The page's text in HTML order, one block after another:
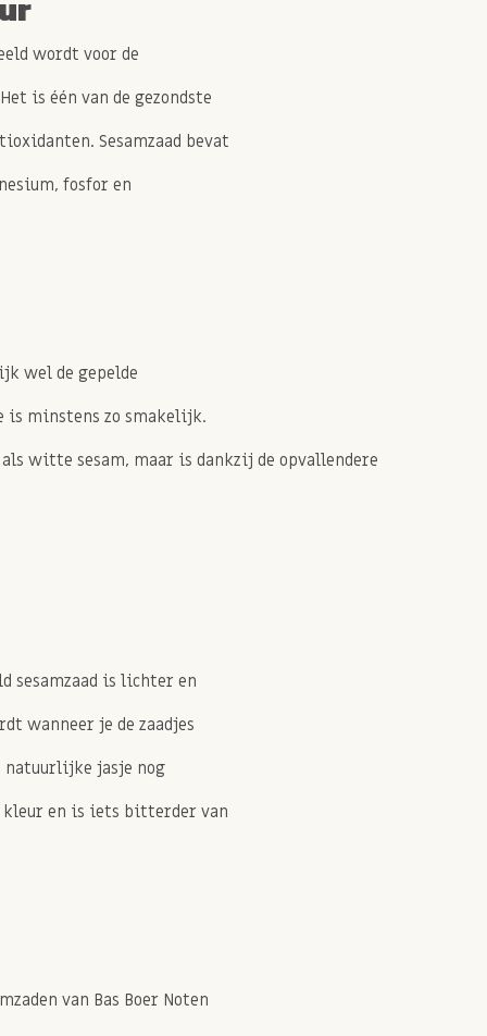
wordt voor de
is één van de gezondste
Sesamzaad bevat
fosfor en
wel de gepelde
is minstens zo smakelijk.
witte sesam, maar is dankzij de opvallendere
sesamzaad is lichter en
wanneer je de zaadjes
natuurlijke jasje nog
en is iets bitterder van
van Bas Boer Noten